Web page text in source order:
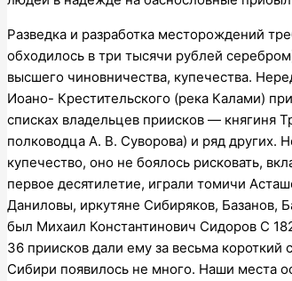
Разведка и разработка месторождений
обходилось в три тысячи рублей
высшего чиновничества, купечества.
Иоано- Крестительского (река Калами)
списках владельцев приисков — княгиня
полководца А. В. Суворова) и ряд других.
купечество, оно не боялось рисковать,
первое десятилетие, играли томичи
Даниловы, иркутяне Сибиряков, Базанов,
был Михаил Константинович Сидоров С
36 приисков дали ему за весьма
Сибири появилось не много. Наши места